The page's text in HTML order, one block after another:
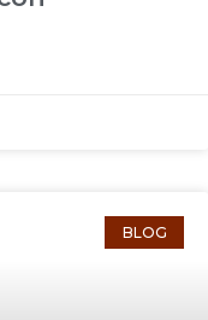
BLOG